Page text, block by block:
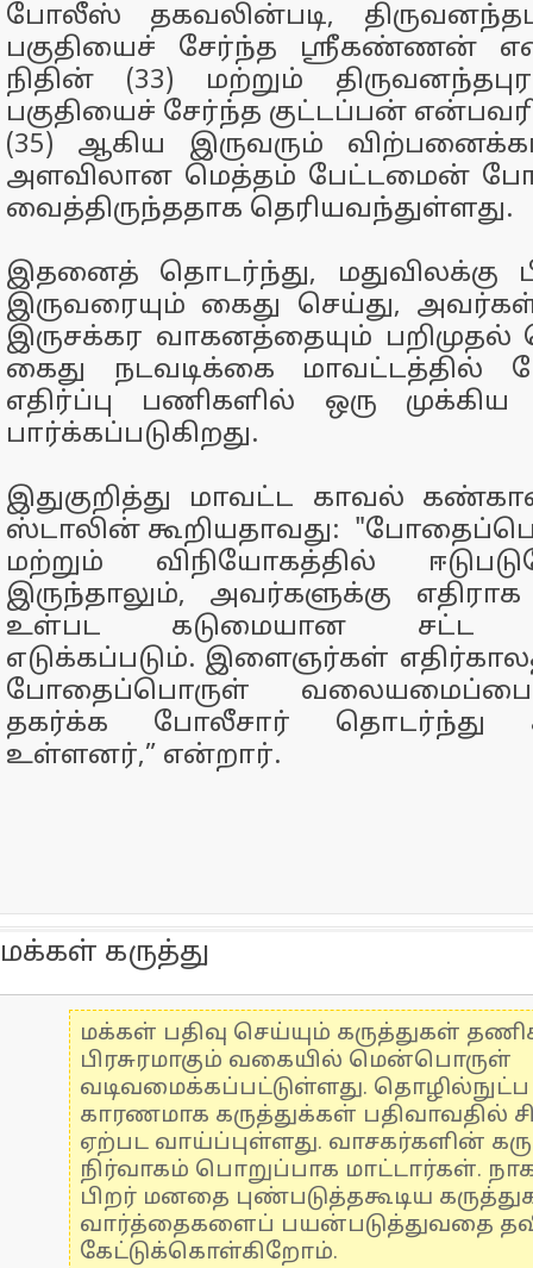
போலீஸ் தகவலின்படி,
பகுதியைச் சேர்ந்த ஸ்ரீகண்ணன்
நிதின் (33) மற்றும்
பகுதியைச் சேர்ந்த குட்டப்பன்
(35) ஆகிய இருவரும்
அளவிலான மெத்தம் பேட்டமைன்
வைத்திருந்ததாக தெரியவந்துள்ளது.
இதனைத் தொடர்ந்து, மதுவிலக்கு
இருவரையும் கைது செய்து,
இருசக்கர வாகனத்தையும்
கைது நடவடிக்கை மாவட்டத்தில்
எதிர்ப்பு பணிகளில் ஒரு
பார்க்கப்படுகிறது.
இதுகுறித்து மாவட்ட காவல்
ஸ்டாலின் கூறியதாவது:
மற்றும் விநியோகத்தில்
இருந்தாலும், அவர்களுக்கு
உள்பட கடுமையான சட்ட
எடுக்கப்படும். இளைஞர்கள்
போதைப்பொருள் வலையமைப்பை
தகர்க்க போலீசார் தொடர்ந்து
உள்ளனர்,” என்றார்.
மக்கள் கருத்து
மக்கள் பதிவு செய்யும் கருத்துகள்
பிரசுரமாகும் வகையில் மென்பொருள்
வடிவமைக்கப்பட்டுள்ளது.
காரணமாக கருத்துக்கள் பதிவாவதில்
ஏற்பட வாய்ப்புள்ளது. வாசகர்களின்
நிர்வாகம் பொறுப்பாக மாட்டார்கள்.
பிறர் மனதை புண்படுத்தகூடிய
வார்த்தைகளைப் பயன்படுத்துவதை
கேட்டுக்கொள்கிறோம்.